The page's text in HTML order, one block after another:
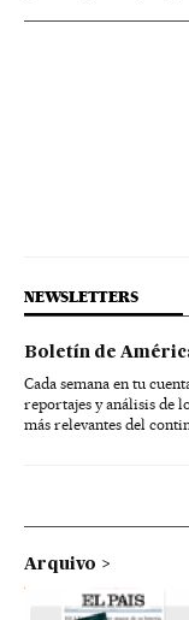
NEWSLETTERS
Boletín de
Cada semana en tu
reportajes y análisis de
más relevantes del
Arquivo